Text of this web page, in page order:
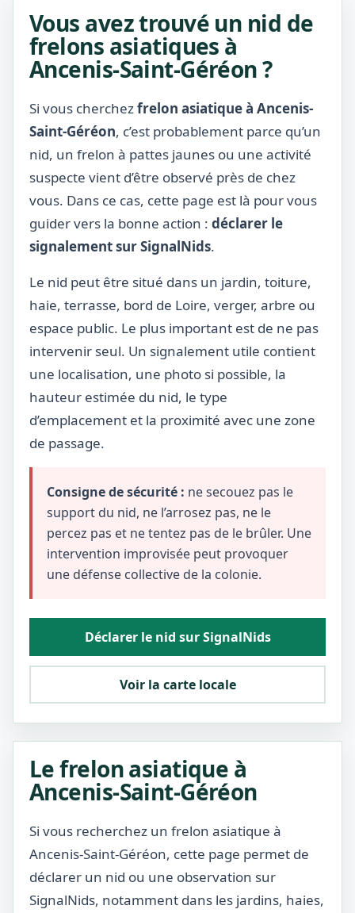
Vous avez trouvé un nid de
frelons asiatiques à
Ancenis-Saint-Géréon ?
Si vous cherchezfrelon asiatique à Ancenis-
Saint-Géréon, c’est probablement parce qu’un
nid, un frelon à pattes jaunes ou une activité
suspecte vient d’être observé près de chez
vous. Dans ce cas, cette page est là pour vous
guider vers la bonne action : déclarer le
signalement sur SignalNids.
Le nid peut être situé dans un jardin, toiture,
haie, terrasse, bord de Loire, verger, arbre ou
espace public. Le plus important est de ne pas
intervenir seul. Un signalement utile contient
une localisation, une photo si possible, la
hauteur estimée du nid, le type
d’emplacement et la proximité avec une zone
de passage.
Consigne de sécurité : ne secouez pas le
support du nid, ne l’arrosez pas, ne le
percez pas et ne tentez pas de le brûler. Une
intervention improvisée peut provoquer
une défense collective de la colonie.
Déclarer le nid sur SignalNids
Voir la carte locale
Le frelon asiatique à
Ancenis-Saint-Géréon
Si vous recherchez un frelon asiatique à
Ancenis-Saint-Géréon, cette page permet de
déclarer un nid ou une observation sur
SignalNids, notamment dans les jardins, haies,